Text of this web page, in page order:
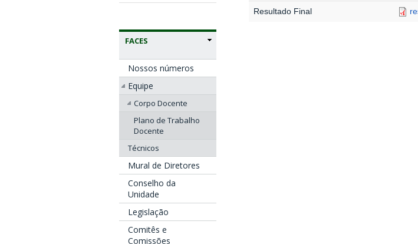
FACES
Nossos números
Equipe
Corpo Docente
Plano de Trabalho
Docente
Técnicos
Mural de Diretores
Conselho da
Unidade
Legislação
Comitês e
Comissões
Resultado Final